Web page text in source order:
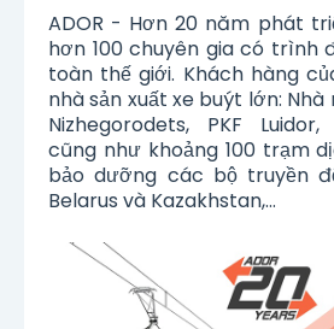
ADOR - Hơn 20 năm phát
hơn 100 chuyên gia có trình
toàn thế giới. Khách hàng
nhà sản xuất xe buýt lớn: Nhà
Nizhegorodets, PKF Luidor,
cũng như khoảng 100 trạm
bảo dưỡng các bộ truyền
Belarus và Kazakhstan,…